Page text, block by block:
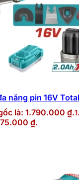
năng pin 16V
là: 1.790.000 ₫.
₫.